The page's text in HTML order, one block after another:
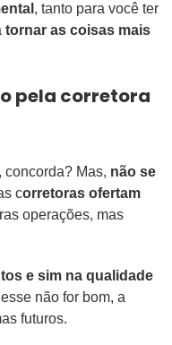
, tanto para você ter
tornar as coisas mais
pela corretora
, concorda? Mas, não se
corretoras ofertam
operações, mas
e sim na qualidade
não for bom, a
futuros.